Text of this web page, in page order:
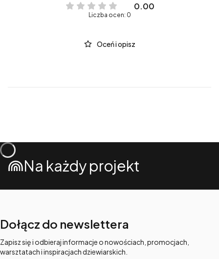
0.00
Liczba ocen: 0
Oceń i opisz
Na każdy projekt
Dołącz do newslettera
Zapisz się i odbieraj informacje o nowościach, promocjach,
warsztatach i inspiracjach dziewiarskich.